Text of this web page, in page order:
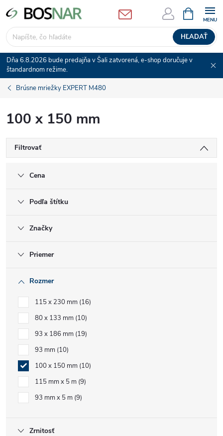
Prejsť
na
obsah
HĽADAŤ
KOŠÍK
Dňa 6.8.2026 bude predajňa v Šali zatvorená, e-shop doručuje v
štandardnom režime.
Brúsne mriežky EXPERT M480
100 x 150 mm
Filtrovať
Cena
Podľa štítku
Značky
Priemer
Rozmer
115 x 230 mm 16
80 x 133 mm 10
93 x 186 mm 19
93 mm 10
100 x 150 mm 10
115 mm x 5 m 9
93 mm x 5 m 9
Zrnitosť